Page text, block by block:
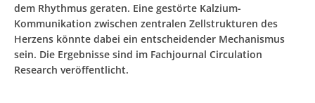
dem Rhythmus geraten. Eine gestörte Kalzium-
Kommunikation zwischen zentralen Zellstrukturen des
Herzens könnte dabei ein entscheidender Mechanismus
sein. Die Ergebnisse sind im Fachjournal Circulation
Research veröffentlicht.